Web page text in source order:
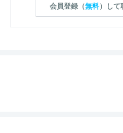
会員登録（無料）して